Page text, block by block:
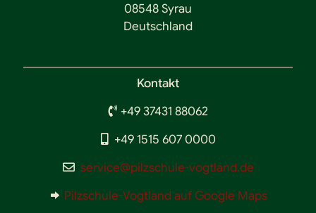
08548 Syrau
Deutschland
Kontakt
+49 37431 88062
+49 1515 607 0000
service@pilzschule-vogtland.de
Pilzschule-Vogtland auf Google Maps